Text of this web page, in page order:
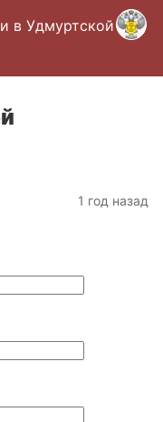
в Удмуртской
1 год назад